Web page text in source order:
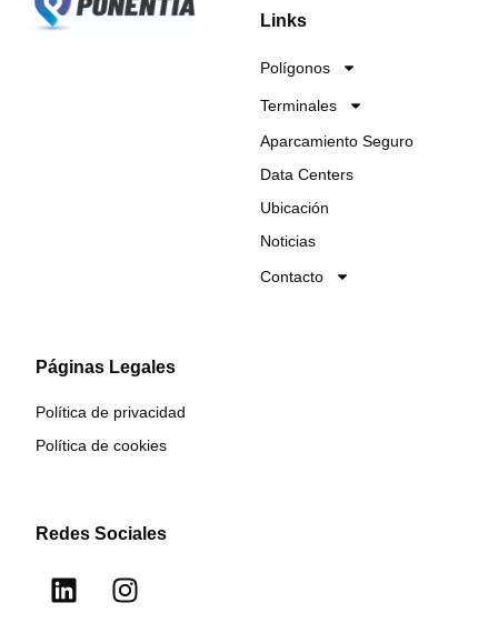
Links
Polígonos
Terminales
Aparcamiento Seguro
Data Centers
Ubicación
Noticias
Contacto
Páginas Legales
Política de privacidad
Política de cookies
Redes Sociales